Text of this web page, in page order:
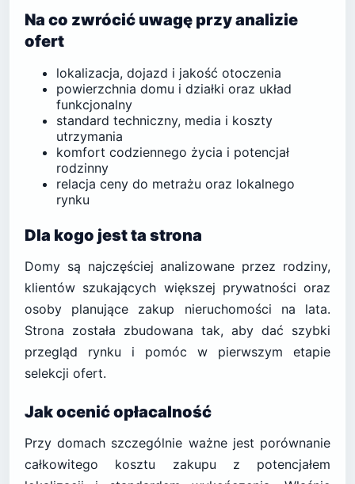
Na co zwrócić uwagę przy analizie
ofert
lokalizacja, dojazd i jakość otoczenia
powierzchnia domu i działki oraz układ
funkcjonalny
standard techniczny, media i koszty
utrzymania
komfort codziennego życia i potencjał
rodzinny
relacja ceny do metrażu oraz lokalnego
rynku
Dla kogo jest ta strona
Domy są najczęściej analizowane przez rodziny,
klientów szukających większej prywatności oraz
osoby planujące zakup nieruchomości na lata.
Strona została zbudowana tak, aby dać szybki
przegląd rynku i pomóc w pierwszym etapie
selekcji ofert.
Jak ocenić opłacalność
Przy domach szczególnie ważne jest porównanie
całkowitego kosztu zakupu z potencjałem